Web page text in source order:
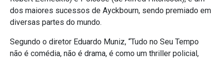
dos maiores sucessos de Ayckbourn, sendo premiado em
diversas partes do mundo.
Segundo o diretor Eduardo Muniz, “Tudo no Seu Tempo
não é comédia, não é drama, é como um thriller policial,